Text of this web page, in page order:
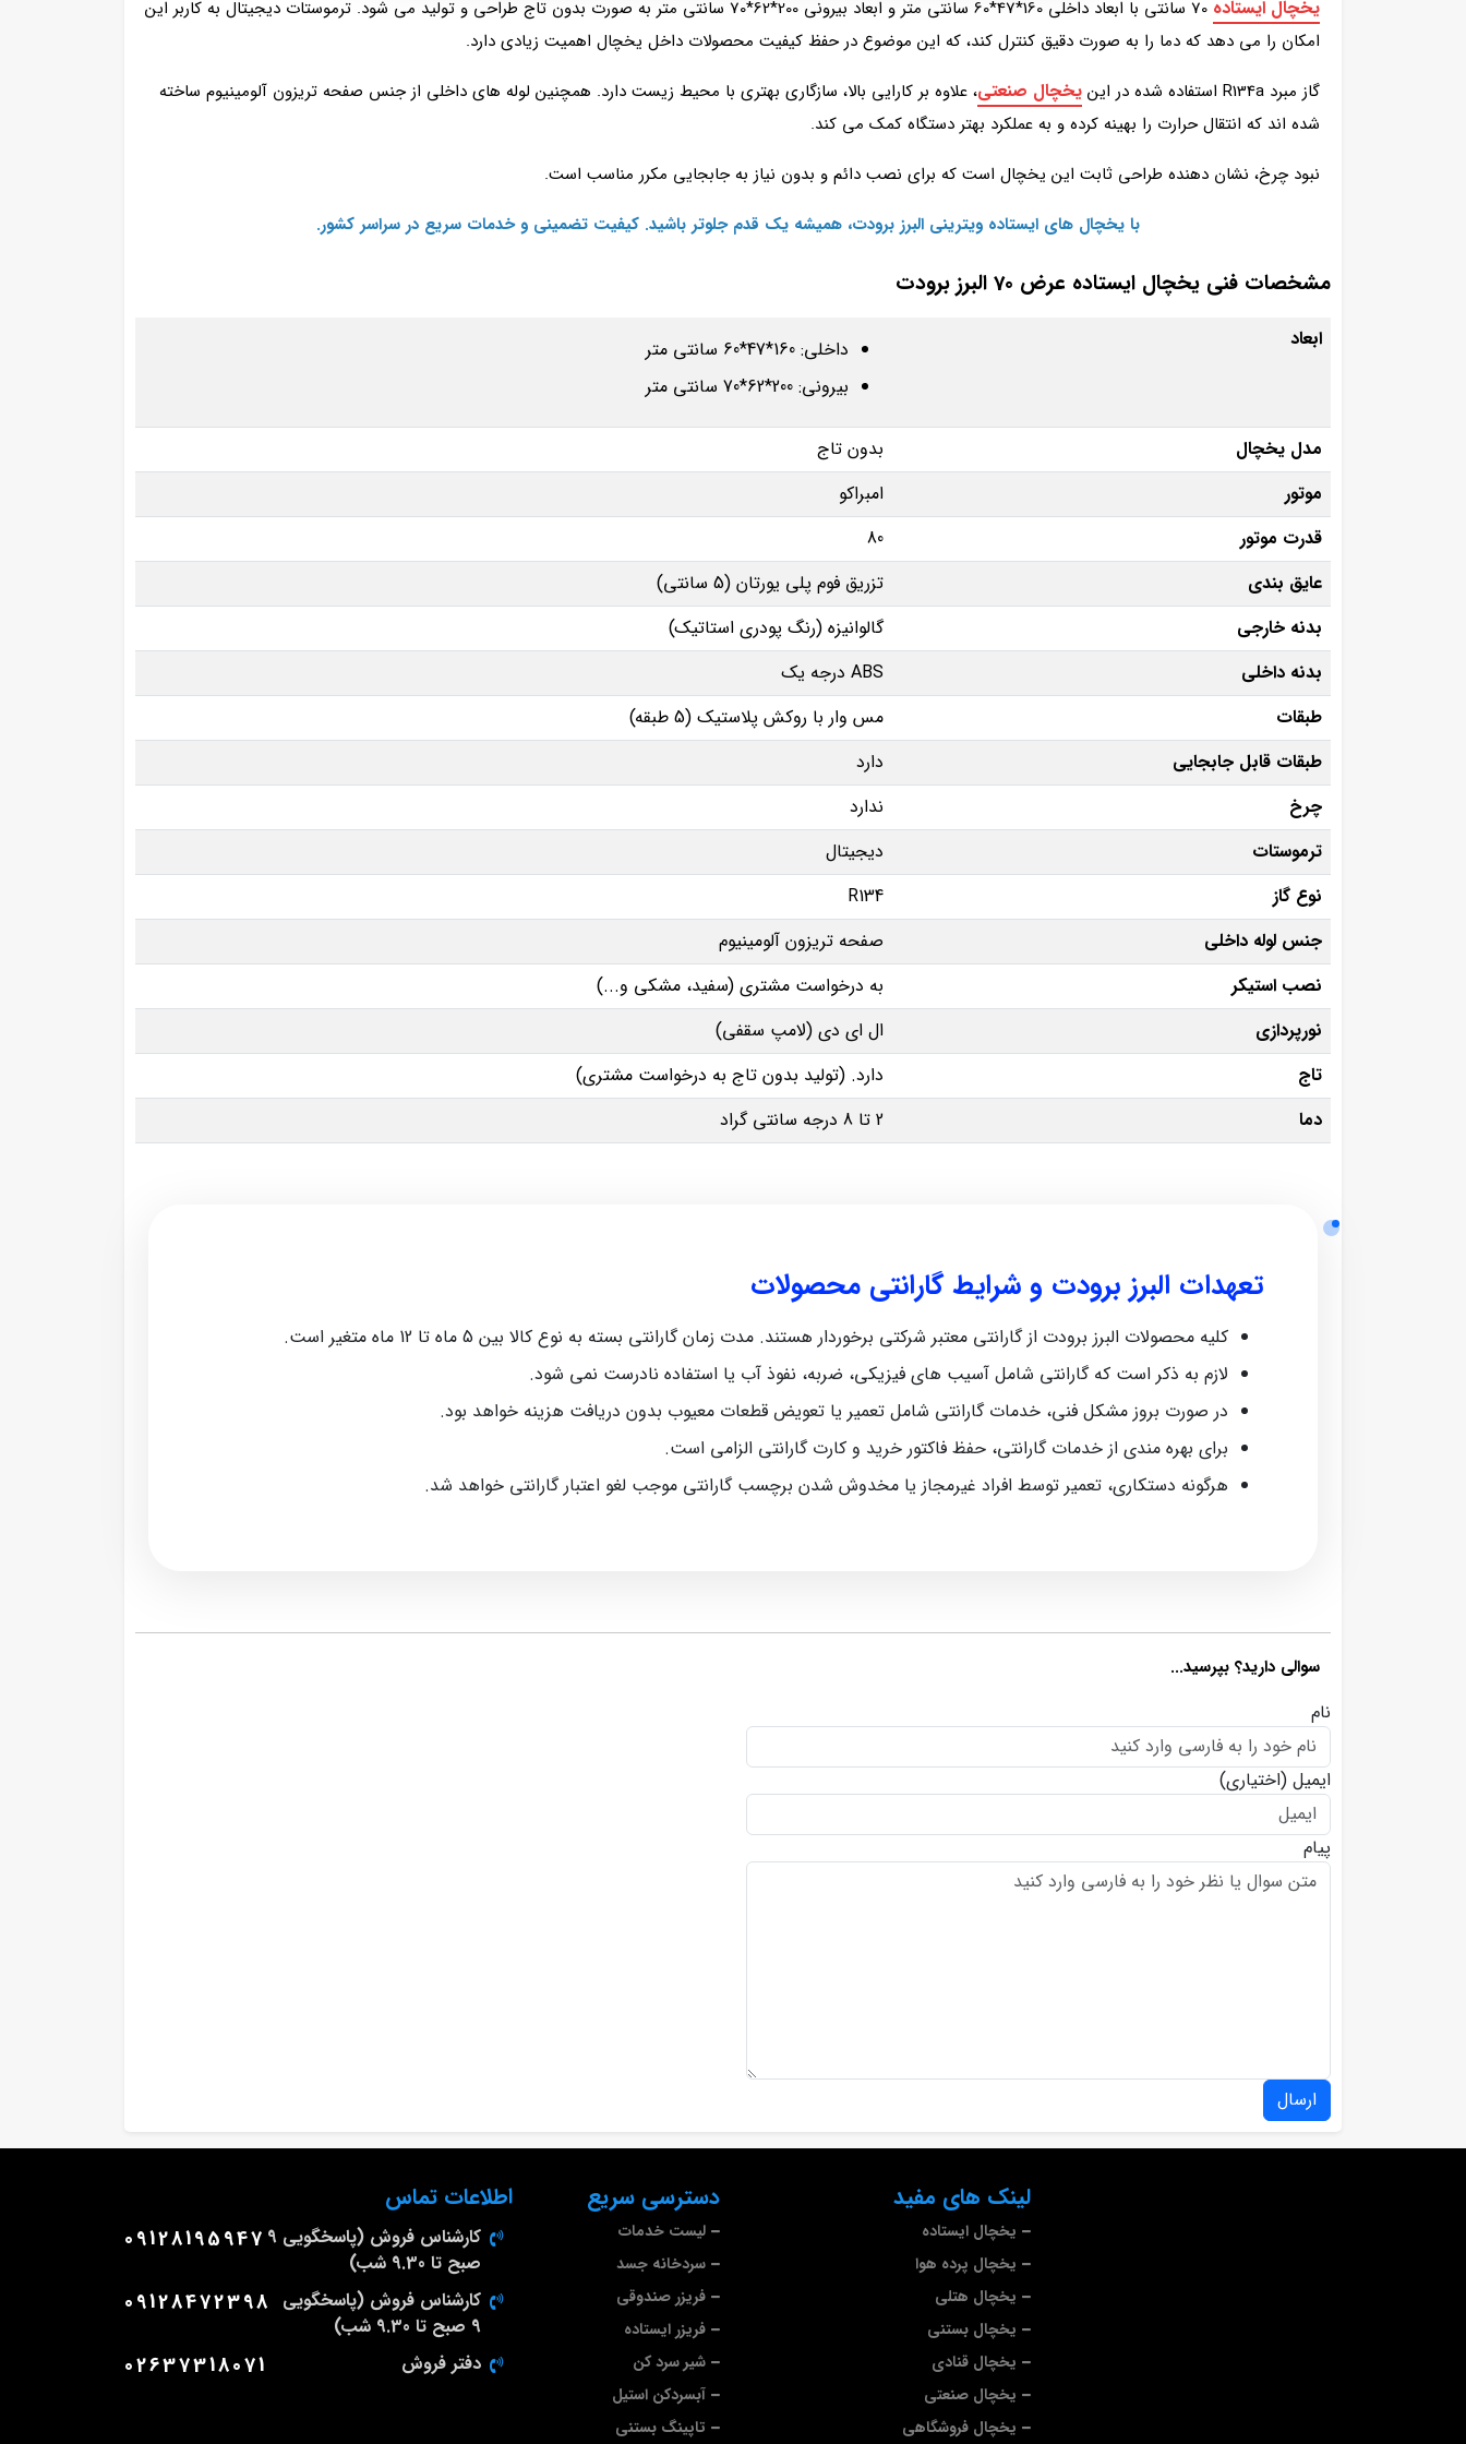
یخچال ایستاده
70 سانتی با ابعاد داخلی 160*47*60 سانتی متر و ابعاد بیرونی 200*62*70 سانتی متر به صورت بدون تاج طراحی و تولید می شود. ترموستات دیجیتال به کاربر این
امکان را می‌ دهد که دما را به صورت دقیق کنترل کند، که این موضوع در حفظ کیفیت محصولات داخل یخچال اهمیت زیادی دارد.
گاز مبرد R134a استفاده شده در این
یخچال صنعتی، علاوه بر کارایی بالا، سازگاری بهتری با محیط زیست دارد. همچنین لوله‌ های داخلی از جنس صفحه تریزون آلومینیوم ساخته
شده‌ اند که انتقال حرارت را بهینه کرده و به عملکرد بهتر دستگاه کمک می‌ کند.
نبود چرخ، نشان‌ دهنده طراحی ثابت این یخچال است که برای نصب دائم و بدون نیاز به جابجایی مکرر مناسب است.
با یخچال‌ های ایستاده ویترینی البرز برودت، همیشه یک قدم جلوتر باشید. کیفیت تضمینی و خدمات سریع در سراسر کشور.
مشخصات فنی یخچال ایستاده عرض 70 البرز برودت
ابعاد
داخلی: 160*47*60 سانتی متر
بیرونی: 200*62*70 سانتی متر
مدل یخچال
بدون تاج
موتور
امبراکو
قدرت موتور
80
عایق بندی
تزریق فوم پلی یورتان (5 سانتی)
بدنه خارجی
گالوانیزه (رنگ پودری استاتیک)
بدنه داخلی
ABS درجه یک
طبقات
مس وار با روکش پلاستیک (5 طبقه)
طبقات قابل جابجایی
دارد
چرخ
ندارد
ترموستات
دیجیتال
نوع گاز
R134
جنس لوله داخلی
صفحه تریزون آلومینیوم
نصب استیکر
به درخواست مشتری (سفید، مشکی و...)
نورپردازی
ال ای دی (لامپ سقفی)
تاج
دارد. (تولید بدون تاج به درخواست مشتری)
دما
2 تا 8 درجه سانتی گراد
تعهدات البرز برودت و شرایط گارانتی محصولات
کلیه محصولات البرز برودت از گارانتی معتبر شرکتی برخوردار هستند. مدت زمان گارانتی بسته به نوع کالا بین 5 ماه تا 12 ماه متغیر است.
لازم به ذکر است که گارانتی شامل آسیب‌ های فیزیکی، ضربه، نفوذ آب یا استفاده نادرست نمی‌ شود.
در صورت بروز مشکل فنی، خدمات گارانتی شامل تعمیر یا تعویض قطعات معیوب بدون دریافت هزینه خواهد بود.
برای بهره‌ مندی از خدمات گارانتی، حفظ فاکتور خرید و کارت گارانتی الزامی است.
هرگونه دستکاری، تعمیر توسط افراد غیرمجاز یا مخدوش شدن برچسب گارانتی موجب لغو اعتبار گارانتی خواهد شد.
سوالی دارید؟ بپرسید...
نام
ایمیل (اختیاری)
پیام
ارسال
لینک های مفید
یخچال ایستاده
یخچال پرده هوا
یخچال هتلی
یخچال بستنی
یخچال قنادی
یخچال صنعتی
یخچال فروشگاهی
دسترسی سریع
لیست خدمات
سردخانه جسد
فریزر صندوقی
فریزر ایستاده
شیر سرد کن
آبسردکن استیل
تاپینگ بستنی
اطلاعات تماس
کارشناس فروش (پاسخگویی 9
صبح تا 9.30 شب)
09128195947
کارشناس فروش (پاسخگویی
9 صبح تا 9.30 شب)
09128472398
دفتر فروش 02637318071